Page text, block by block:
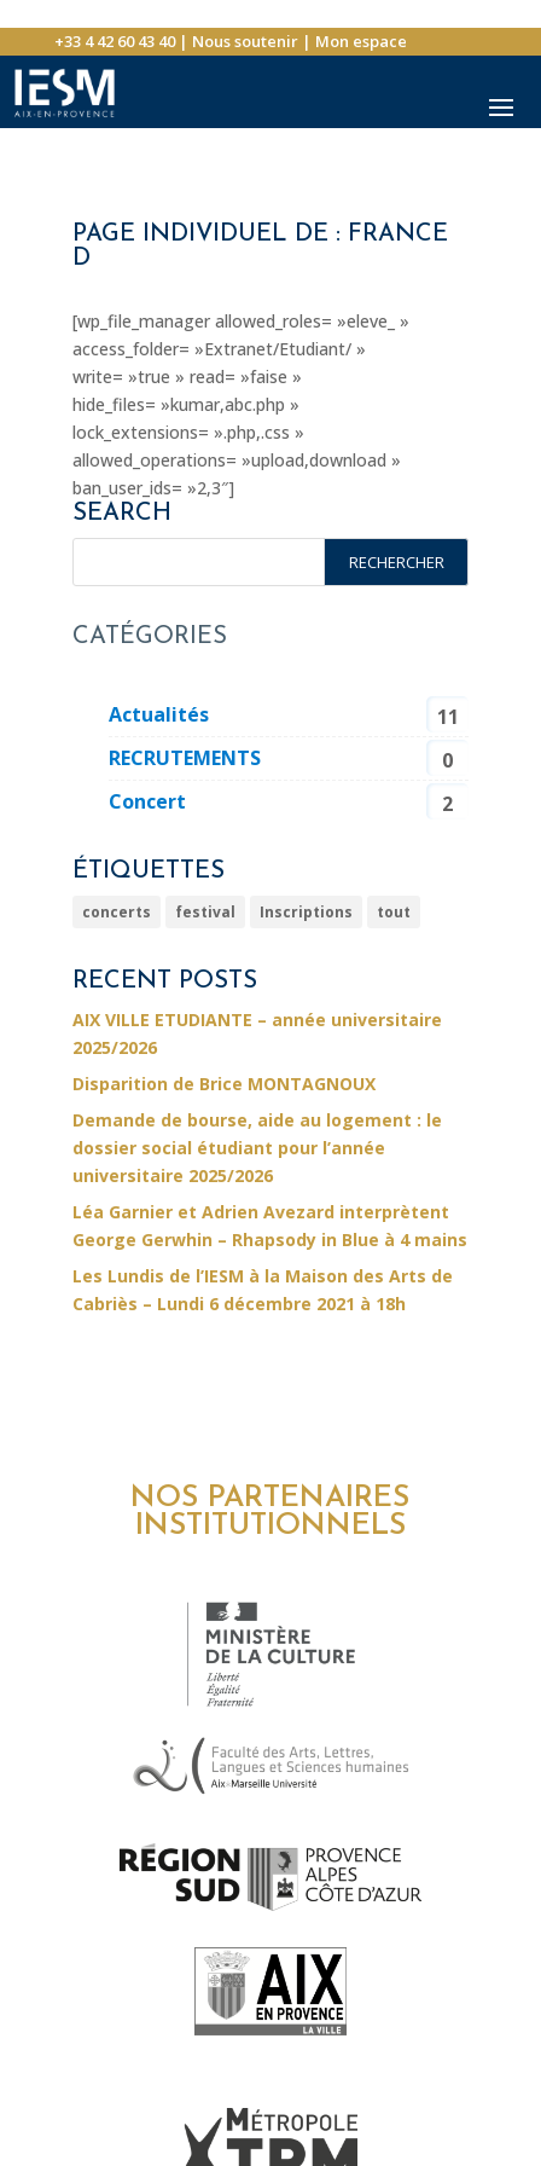
+33 4 42 60 43 40| Nous soutenir| Mon espace
PAGE INDIVIDUEL DE : FRANCE
D
[wp_file_manager allowed_roles= »eleve_ »
access_folder= »Extranet/Etudiant/ »
write= »true » read= »faise »
hide_files= »kumar,abc.php »
lock_extensions= ».php,.css »
allowed_operations= »upload,download »
ban_user_ids= »2,3″]
SEARCH
CATÉGORIES
Actualités
11
RECRUTEMENTS
0
Concert
2
ÉTIQUETTES
concerts festival Inscriptions tout
RECENT POSTS
AIX VILLE ETUDIANTE – année universitaire
2025/2026
Disparition de Brice MONTAGNOUX
Demande de bourse, aide au logement : le
dossier social étudiant pour l’année
universitaire 2025/2026
Léa Garnier et Adrien Avezard interprètent
George Gerwhin – Rhapsody in Blue à 4 mains
Les Lundis de l’IESM à la Maison des Arts de
Cabriès – Lundi 6 décembre 2021 à 18h
NOS PARTENAIRES
INSTITUTIONNELS